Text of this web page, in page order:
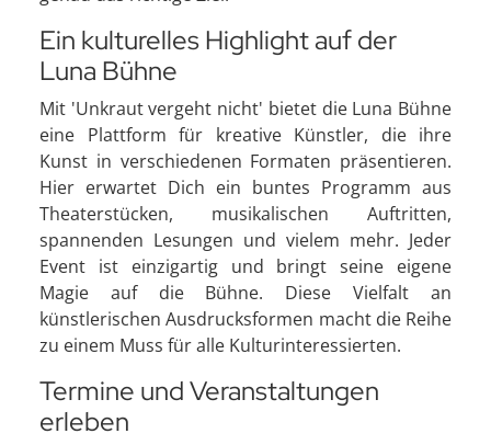
Ein kulturelles Highlight auf der
Luna Bühne
Mit 'Unkraut vergeht nicht' bietet die Luna Bühne
eine Plattform für kreative Künstler, die ihre
Kunst in verschiedenen Formaten präsentieren.
Hier erwartet Dich ein buntes Programm aus
Theaterstücken, musikalischen Auftritten,
spannenden Lesungen und vielem mehr. Jeder
Event ist einzigartig und bringt seine eigene
Magie auf die Bühne. Diese Vielfalt an
künstlerischen Ausdrucksformen macht die Reihe
zu einem Muss für alle Kulturinteressierten.
Termine und Veranstaltungen
erleben